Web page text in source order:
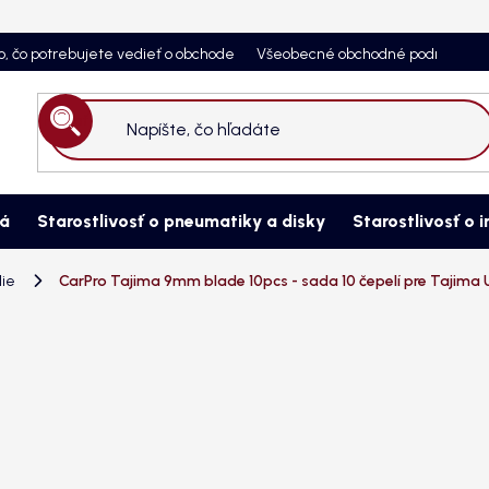
čo potrebujete vedieť o obchode Všeobecné obchodné podmienky
Hľadať
Starostlivosť o pneumatiky a disky Starostlivosť o
CarPro Tajima 9mm blade 10pcs - sada 10 čepelí pre Tajima